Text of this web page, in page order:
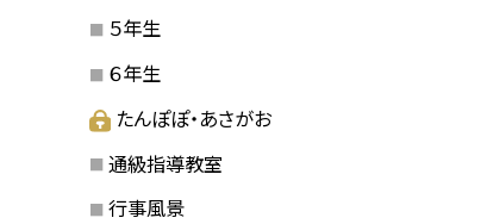
５年生
６年生
たんぽぽ・あさがお
通級指導教室
行事風景